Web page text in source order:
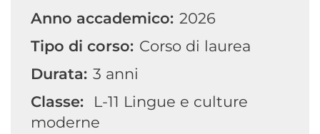
Anno accademico: 2026
Tipo di corso: Corso di laurea
Durata: 3 anni
Classe:
L-11 Lingue e culture
moderne